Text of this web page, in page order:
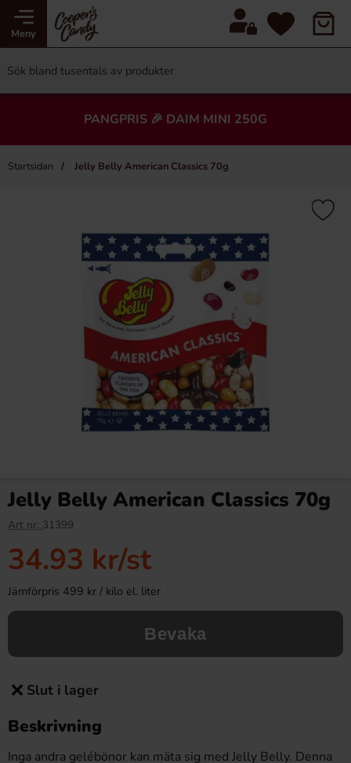
Meny
PANGPRIS 🎉 DAIM MINI 250G
Startsidan Jelly Belly American Classics 70g
Jelly Belly American Classics 70g
Art nr: 31399
34.93 kr/st
Jämförpris 499 kr / kilo el. liter
Bevaka
Slut i lager
Beskrivning
Inga andra gelébönor kan mäta sig med Jelly Belly. Denna